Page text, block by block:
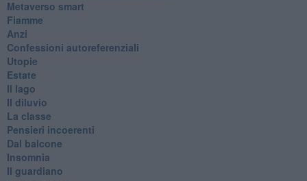
Metaverso smart
Fiamme
Anzi
Confessioni autoreferenziali
Utopie
Estate
Il lago
Il diluvio
La classe
Pensieri incoerenti
Dal balcone
Insomnia
Il guardiano